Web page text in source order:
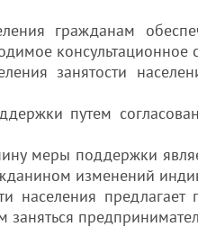
гражданам
консультационное
занятости
путем
меры поддержки
изменений
населения